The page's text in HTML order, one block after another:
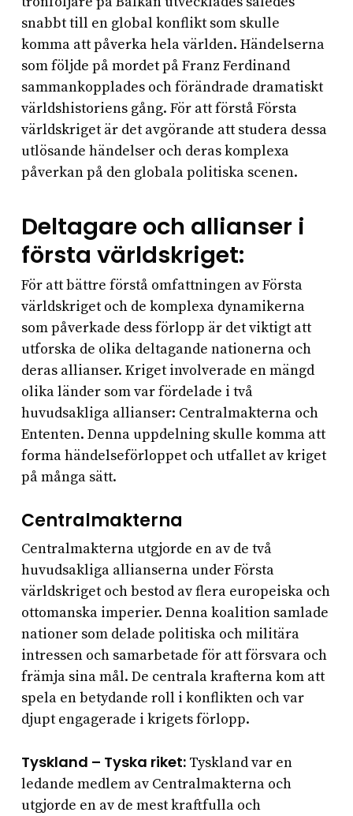
snabbt till en global konflikt som skulle
komma att påverka hela världen. Händelserna
som följde på mordet på Franz Ferdinand
sammankopplades och förändrade dramatiskt
världshistoriens gång. För att förstå Första
världskriget är det avgörande att studera dessa
utlösande händelser och deras komplexa
påverkan på den globala politiska scenen.
Deltagare och allianser i
första världskriget:
För att bättre förstå omfattningen av Första
världskriget och de komplexa dynamikerna
som påverkade dess förlopp är det viktigt att
utforska de olika deltagande nationerna och
deras allianser. Kriget involverade en mängd
olika länder som var fördelade i två
huvudsakliga allianser: Centralmakterna och
Ententen. Denna uppdelning skulle komma att
forma händelseförloppet och utfallet av kriget
på många sätt.
Centralmakterna
Centralmakterna utgjorde en av de två
huvudsakliga allianserna under Första
världskriget och bestod av flera europeiska och
ottomanska imperier. Denna koalition samlade
nationer som delade politiska och militära
intressen och samarbetade för att försvara och
främja sina mål. De centrala krafterna kom att
spela en betydande roll i konflikten och var
djupt engagerade i krigets förlopp.
Tyskland – Tyska riket: Tyskland var en
ledande medlem av Centralmakterna och
utgjorde en av de mest kraftfulla och